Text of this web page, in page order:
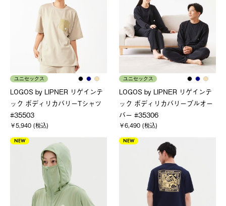
ユニセックス
LOGOS by LIPNER リゲインテ
ック ボディリカバリーTシャツ
#35503
￥5,940 (税込)
ユニセックス
LOGOS by LIPNER リゲインテ
ック ボディリカバリープルオー
バー #35306
￥6,490 (税込)
NEW NEW